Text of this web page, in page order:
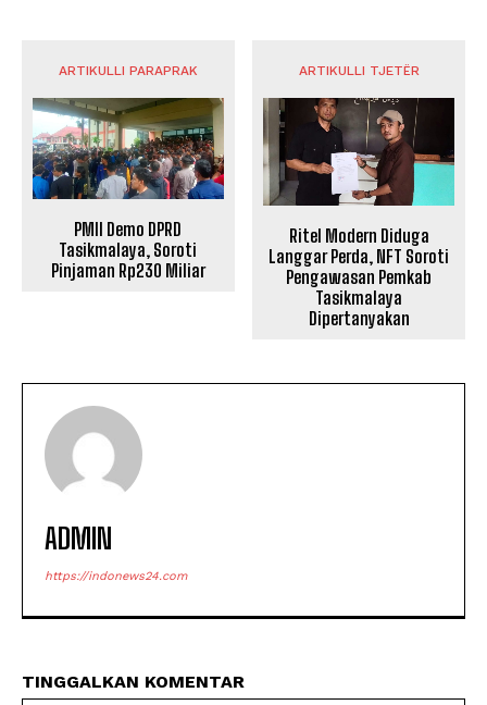
ARTIKULLI PARAPRAK
PMII Demo DPRD
Tasikmalaya, Soroti
Pinjaman Rp230 Miliar
ARTIKULLI TJETËR
Ritel Modern Diduga
Langgar Perda, NFT Soroti
Pengawasan Pemkab
Tasikmalaya
Dipertanyakan
ADMIN
https://indonews24.com
TINGGALKAN KOMENTAR